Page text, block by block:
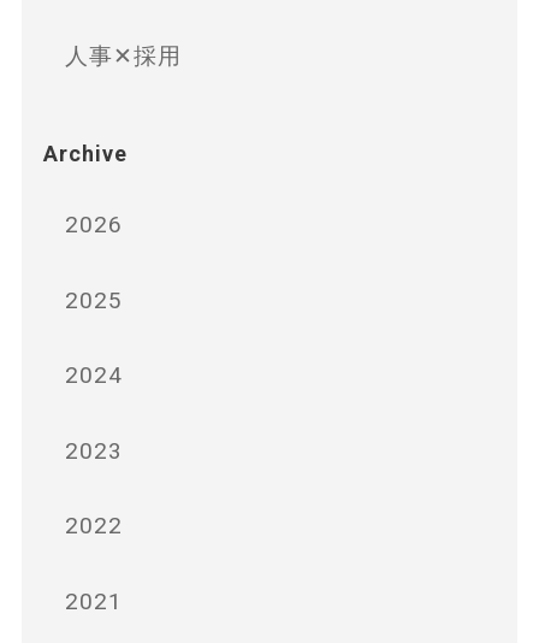
人事✕採用
Archive
2026
2025
2024
2023
2022
2021